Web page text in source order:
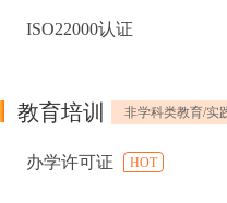
ISO22000认证
教育培训 非学科类教育/实
办学许可证 HOT